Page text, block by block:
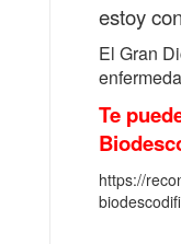
estoy
El Gran
Te
https://